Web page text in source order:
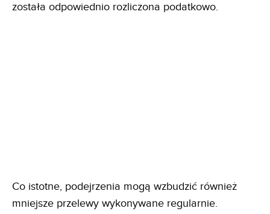
została odpowiednio rozliczona podatkowo.
Co istotne, podejrzenia mogą wzbudzić również
mniejsze przelewy wykonywane regularnie.